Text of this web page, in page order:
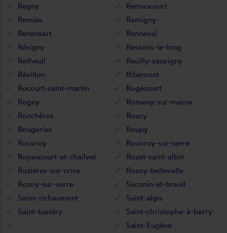
Regny
Remaucourt
Remies
Remigny
Renansart
Renneval
Résigny
Ressons-le-long
Retheuil
Reuilly-sauvigny
Révillon
Ribemont
Rocourt-saint-martin
Rogécourt
Rogny
Romeny-sur-marne
Ronchères
Roucy
Rougeries
Roupy
Rouvroy
Rouvroy-sur-serre
Royaucourt-et-chailvet
Rozet-saint-albin
Rozières-sur-crise
Rozoy-bellevalle
Rozoy-sur-serre
Saconin-et-breuil
Sains-richaumont
Saint-algis
Saint-bandry
Saint-christophe-à-berry
Saint-Eugène